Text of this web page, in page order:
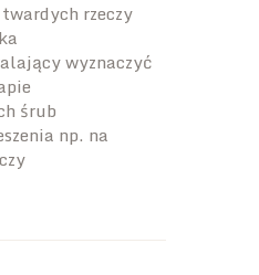
rzeczy
wyznaczyć
śrub
np. na